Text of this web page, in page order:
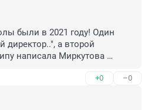
были в 2021 году! Один
директор..", а второй
написала Миркутова
с учётом с первого класса:
Боробова Ольга
Владимировна,
+0 –0